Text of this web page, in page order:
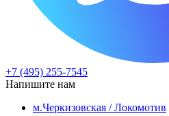
+7 (495) 255-7545
Напишите нам
м.Черкизовская / Локомотив